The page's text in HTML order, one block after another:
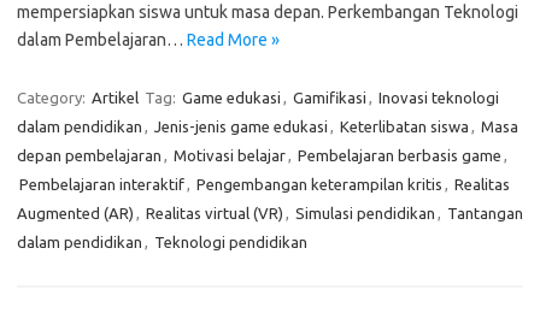
mempersiapkan siswa untuk masa depan. Perkembangan Teknologi
dalam Pembelajaran… Read More »
Category: Artikel Tag: Game edukasi , Gamifikasi , Inovasi teknologi
dalam pendidikan , Jenis-jenis game edukasi , Keterlibatan siswa , Masa
depan pembelajaran , Motivasi belajar, Pembelajaran berbasis game ,
Pembelajaran interaktif, Pengembangan keterampilan kritis , Realitas
Augmented (AR) , Realitas virtual (VR) , Simulasi pendidikan , Tantangan
dalam pendidikan , Teknologi pendidikan